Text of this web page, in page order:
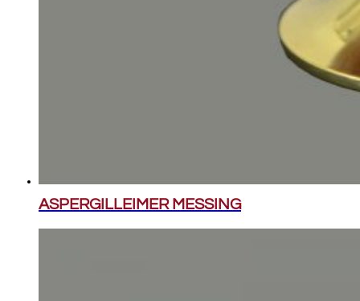
ASPERGILLEIMER MESSING